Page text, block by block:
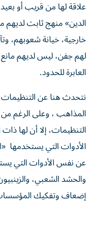
علاقة لها من قريب أو
الدين» منهج ثابت
خارجية، خيانة شعوبهم،
لهم جفن، ليس لديهم
العابرة للحدود.
نتحدث هنا عن التنظيمات
المذاهب ، وعلى الرغم من
التنظيمات، إلا أن لها
الأدوات التي يستخدمها
عن نفس الأدوات التي
والحشد الشعبي،
إضعاف وتفكيك